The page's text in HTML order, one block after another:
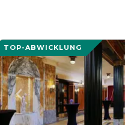
TOP-ABWICKLUNG